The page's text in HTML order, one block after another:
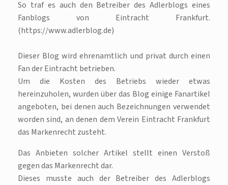
So traf es auch den Betreiber des Adlerblogs eines
Fanblogs von Eintracht Frankfurt.
(https://www.adlerblog.de)
Dieser Blog wird ehrenamtlich und privat durch einen
Fan der Eintracht betrieben.
Um die Kosten des Betriebs wieder etwas
hereinzuholen, wurden über das Blog einige Fanartikel
angeboten, bei denen auch Bezeichnungen verwendet
worden sind, an denen dem Verein Eintracht Frankfurt
das Markenrecht zusteht.
Das Anbieten solcher Artikel stellt einen Verstoß
gegen das Markenrecht dar.
Dieses musste auch der Betreiber des Adlerblogs